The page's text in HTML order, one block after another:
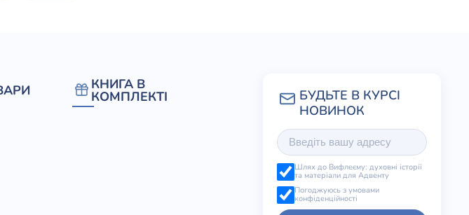
КНИГА В
КОМПЛЕКТІ
Шлях до Вифлеєму: духовні історії
та матеріали для Адвенту
Погоджуюсь з умовами
конфіденційності